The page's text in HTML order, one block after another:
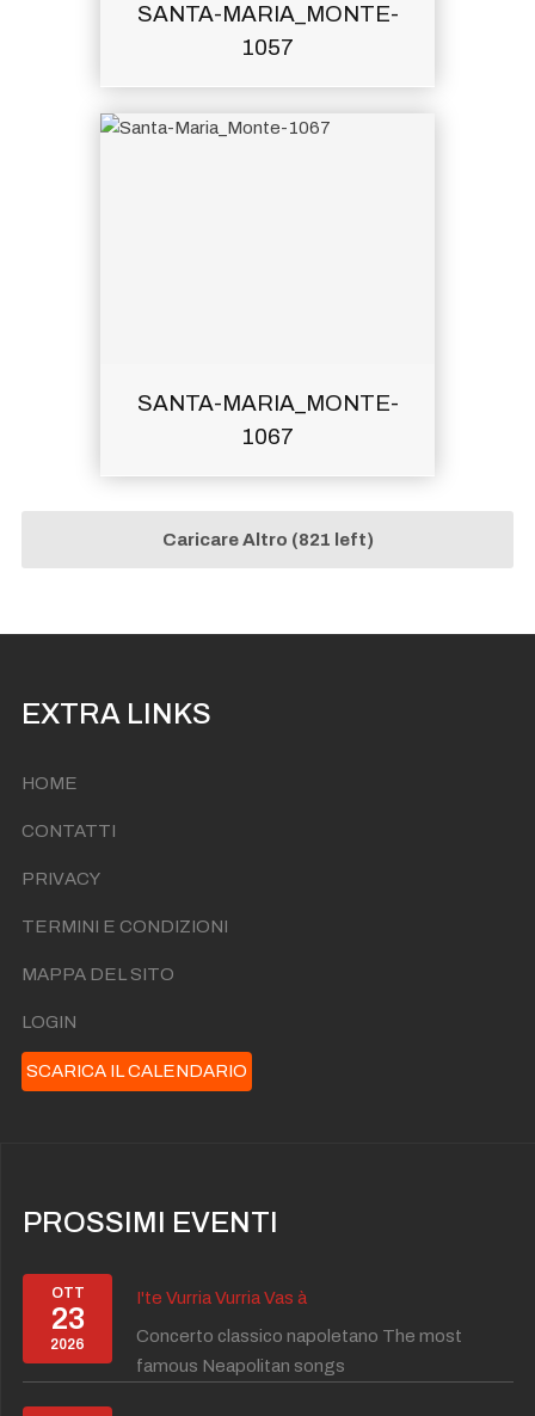
SANTA-MARIA_MONTE-
1057
SANTA-MARIA_MONTE-
1067
Caricare Altro (821 left)
EXTRA LINKS
HOME
CONTATTI
PRIVACY
TERMINI E CONDIZIONI
MAPPA DEL SITO
LOGIN
SCARICA IL CALENDARIO
PROSSIMI EVENTI
OTT
23
2026
I'te Vurria Vurria Vas à
Concerto classico napoletano The most
famous Neapolitan songs